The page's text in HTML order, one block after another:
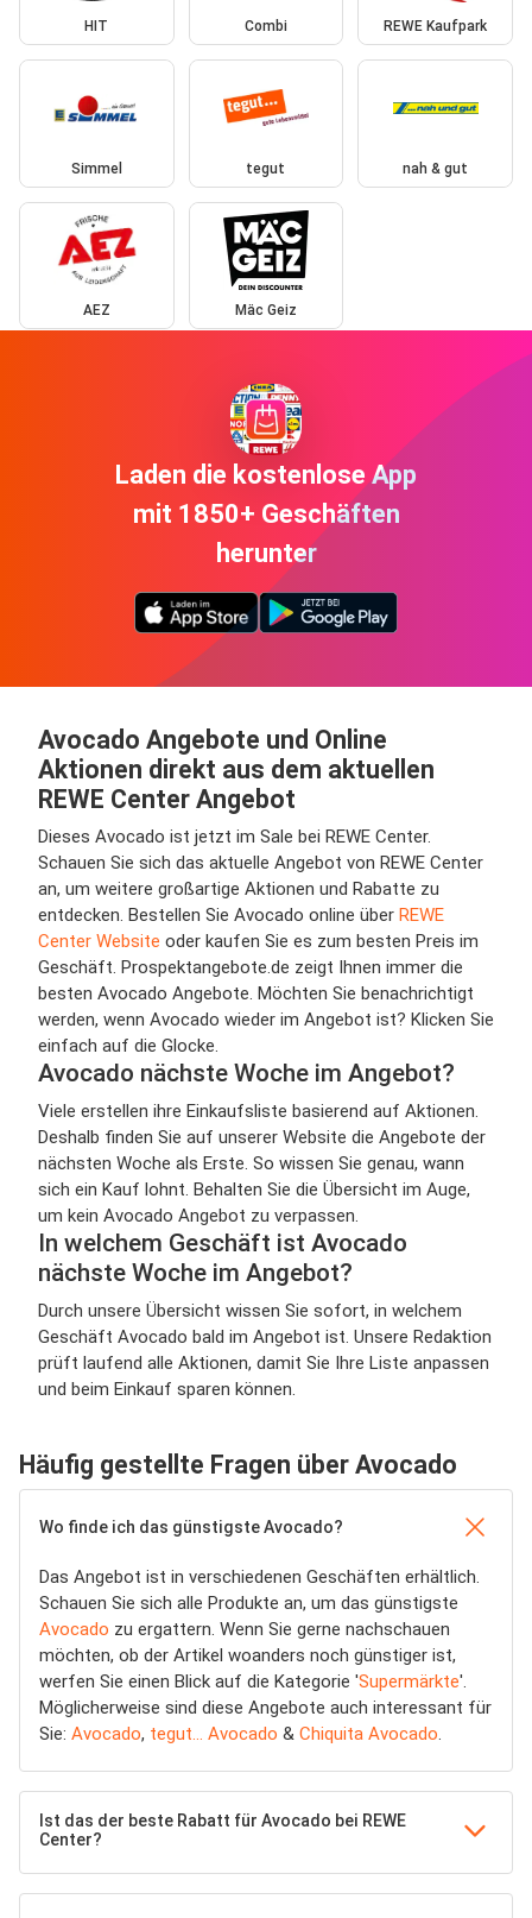
HIT Combi REWE Kaufpark
Simmel tegut nah & gut
AEZ Mäc Geiz
Laden die kostenlose App
mit 1850+ Geschäften
herunter
Avocado Angebote und Online
Aktionen direkt aus dem aktuellen
REWE Center Angebot
Dieses Avocado ist jetzt im Sale bei REWE Center.
Schauen Sie sich das aktuelle Angebot von REWE Center
an, um weitere großartige Aktionen und Rabatte zu
entdecken. Bestellen Sie Avocado online über REWE
Center Website oder kaufen Sie es zum besten Preis im
Geschäft. Prospektangebote.de zeigt Ihnen immer die
besten Avocado Angebote. Möchten Sie benachrichtigt
werden, wenn Avocado wieder im Angebot ist? Klicken Sie
einfach auf die Glocke.
Avocado nächste Woche im Angebot?
Viele erstellen ihre Einkaufsliste basierend auf Aktionen.
Deshalb finden Sie auf unserer Website die Angebote der
nächsten Woche als Erste. So wissen Sie genau, wann
sich ein Kauf lohnt. Behalten Sie die Übersicht im Auge,
um kein Avocado Angebot zu verpassen.
In welchem Geschäft ist Avocado
nächste Woche im Angebot?
Durch unsere Übersicht wissen Sie sofort, in welchem
Geschäft Avocado bald im Angebot ist. Unsere Redaktion
prüft laufend alle Aktionen, damit Sie Ihre Liste anpassen
und beim Einkauf sparen können.
Häufig gestellte Fragen über Avocado
Wo finde ich das günstigste Avocado?
Das Angebot ist in verschiedenen Geschäften erhältlich.
Schauen Sie sich alle Produkte an, um das günstigste
Avocado zu ergattern. Wenn Sie gerne nachschauen
möchten, ob der Artikel woanders noch günstiger ist,
werfen Sie einen Blick auf die Kategorie 'Supermärkte'.
Möglicherweise sind diese Angebote auch interessant für
Sie: Avocado, tegut... Avocado & Chiquita Avocado.
Ist das der beste Rabatt für Avocado bei REWE
Center?